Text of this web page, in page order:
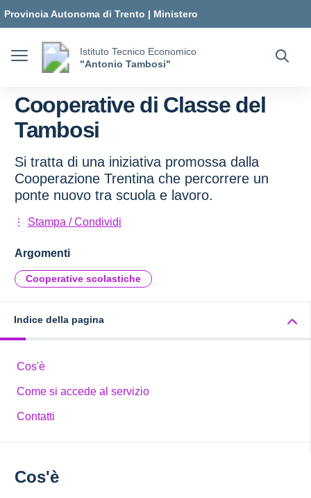
Provincia Autonoma di Trento | Ministero
dell'Istruzione e del Merito
Istituto Tecnico Economico
"Antonio Tambosi"
Cooperative di Classe del
Tambosi
Si tratta di una iniziativa promossa dalla
Cooperazione Trentina che percorrere un
ponte nuovo tra scuola e lavoro.
Stampa / Condividi
Argomenti
Cooperative scolastiche
Indice della pagina
Cos'è
Come si accede al servizio
Contatti
Cos'è